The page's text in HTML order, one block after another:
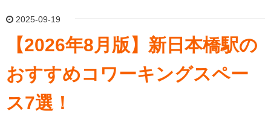
2025-09-19
【2026年8月版】新日本橋駅の
おすすめコワーキングスペー
ス7選！